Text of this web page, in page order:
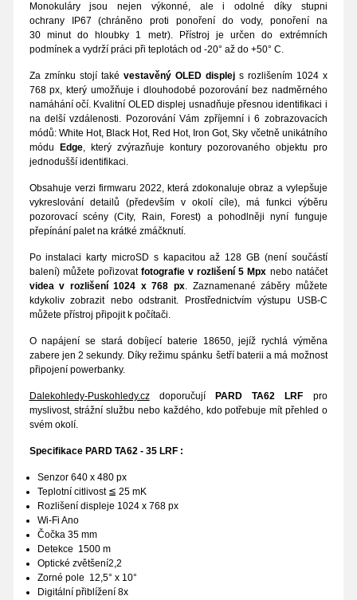
Monokuláry jsou nejen výkonné, ale i odolné díky stupni
ochranyIP67 (chráněno proti ponoření do vody, ponoření na
30 minut do hloubky 1 metr). Přístroj je určen do extrémních
podmínek a vydrží práci při teplotách od -20° až do +50° C.
Za zmínku stojí také vestavěný OLED displejs rozlišením 1024 x
768 px, který umožňuje i dlouhodobé pozorování bez nadměrného
namáhání očí. Kvalitní OLED displej usnadňuje přesnou identifikaci i
na delší vzdálenosti. Pozorování Vám zpříjemní i 6 zobrazovacích
módů: White Hot, Black Hot, Red Hot, Iron Got, Sky včetně unikátního
módu
Edge, který zvýrazňuje kontury pozorovaného objektu pro
jednodušší identifikaci.
Obsahuje verzi firmwaru 2022, která zdokonaluje obraz a vylepšuje
vykreslování detailů (především v okolí cíle), má funkci výběru
pozorovací scény (City, Rain, Forest) a pohodlněji nyní funguje
přepínání palet na krátké zmáčknutí.
Po instalaci karty microSD s kapacitou až 128 GB (není součástí
balení) můžete pořizovat fotografie v rozlišení 5 Mpx nebo natáčet
videa v rozlišení 1024 x 768 px. Zaznamenané záběry můžete
kdykoliv zobrazit nebo odstranit. Prostřednictvím výstupu USB-C
můžete přístroj připojit k počítači.
O napájení se stará dobíjecí baterie 18650, jejíž rychlá výměna
zabere jen 2 sekundy. Díky režimu spánku šetří baterii a má možnost
připojení powerbanky.
Dalekohledy-Puskohledy.czdoporučují PARD TA62 LRF pro
myslivost, strážní službu nebo každého, kdo potřebuje mít přehled o
svém okolí.
Specifikace PARD TA62 - 35 LRF :
Senzor 640 x 480 px
Teplotní citlivost ≦ 25 mK
Rozlišení displeje 1024 x 768 px
Wi-Fi Ano
Čočka 35 mm
Detekce 1500 m
Optické zvětšení2,2
Zorné pole 12,5° x 10°
Digitální přiblížení 8x